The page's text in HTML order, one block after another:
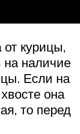
от курицы,
на наличие
Если на
она
то перед